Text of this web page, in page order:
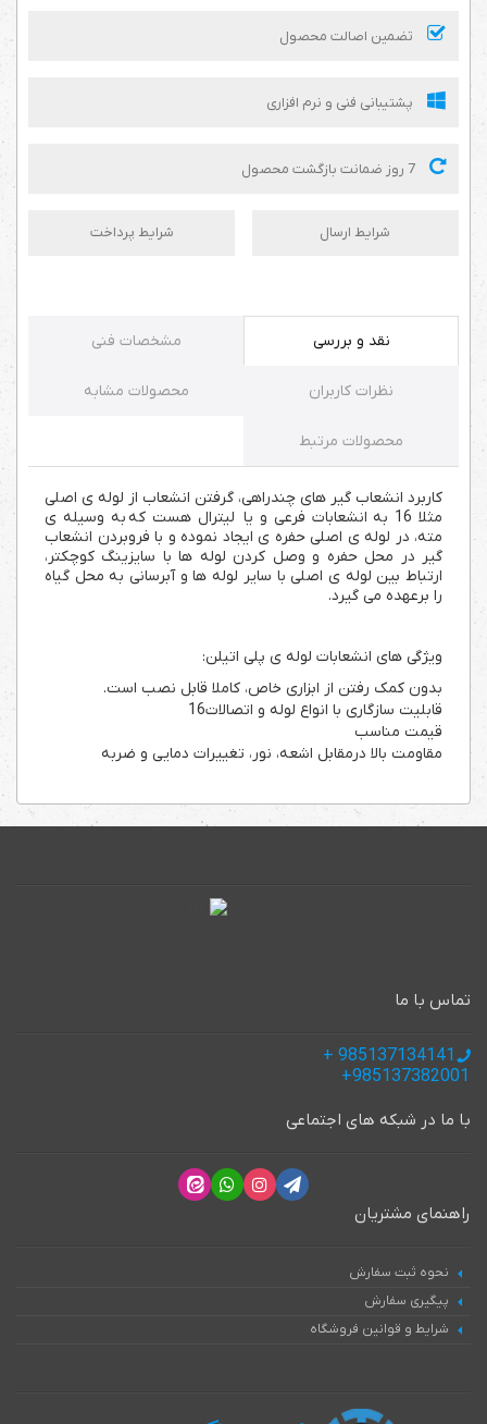
تضمین اصالت محصول
پشتیبانی فنی و نرم افزاری
شرایط ارسال شرایط پرداخت
نقد و بررسی مشخصات فنی
نظرات کاربران محصولات مشابه
محصولات مرتبط
کاربرد انشعاب گیر های چندراهی، گرفتن انشعاب از لوله ی اصلی
مثلا 16 به انشعابات فرعی و یا لیترال هست که به وسیله ی
مته، در لوله ی اصلی حفره ی ایجاد نموده و با فروبردن انشعاب
گیر در محل حفره و وصل کردن لوله ها با سایزینگ کوچکتر،
ارتباط بین لوله ی اصلی با سایر لوله ها و آبرسانی به محل گیاه
را برعهده می گیرد.
ویژگی های انشعابات لوله ی پلی اتیلن:
بدون کمک رفتن از ابزاری خاص، کاملا قابل نصب است.
قابلیت سازگاری با انواع لوله و اتصالات16
قیمت مناسب
مقاومت بالا درمقابل اشعه، نور، تغییرات دمایی و ضربه
تماس با ما
با ما در شبکه های اجتماعی
راهنمای مشتریان
نحوه ثبت سفارش
پیگیری سفارش
شرایط و قوانین فروشگاه